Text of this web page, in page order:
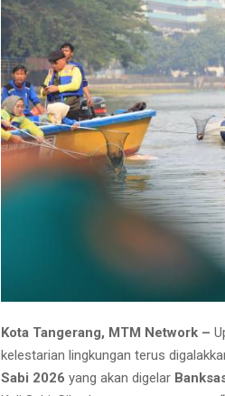
Kota Tangerang, MTM Network –
kelestarian lingkungan terus
Sabi 2026 yang akan digelar